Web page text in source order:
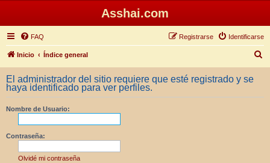
Asshai.com
FAQ Identificarse
Registrarse
Inicio Índice general
u
c
El administrador del sitio requiere que esté registrado y se
haya identificado para ver perfiles.
Nombre de Usuario:
Contraseña:
Olvidé mi contraseña